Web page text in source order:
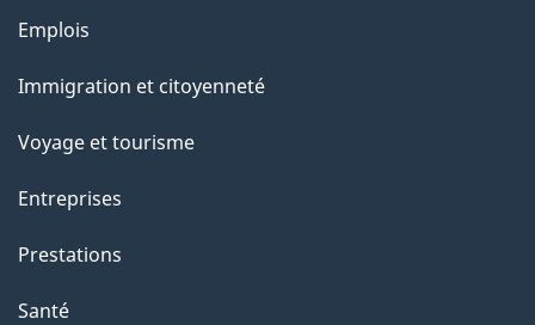
l
a
p
a
g
e
Thèmes
sujets
Emplois
Immigration et citoyenneté
Voyage et tourisme
Entreprises
Prestations
Santé